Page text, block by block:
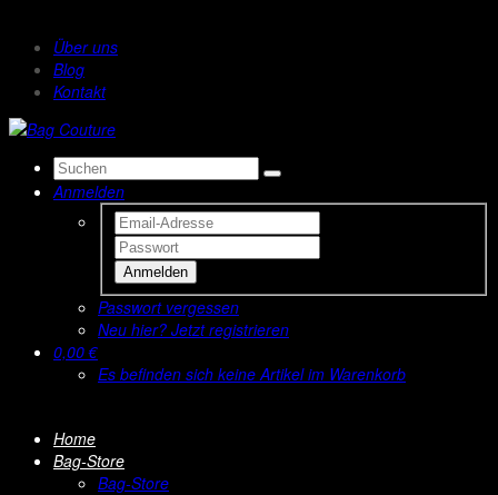
Über uns
Blog
Kontakt
Anmelden
Anmelden
Passwort vergessen
Neu hier? Jetzt registrieren
0,00 €
Es befinden sich keine Artikel im Warenkorb
Home
Bag-Store
Bag-Store